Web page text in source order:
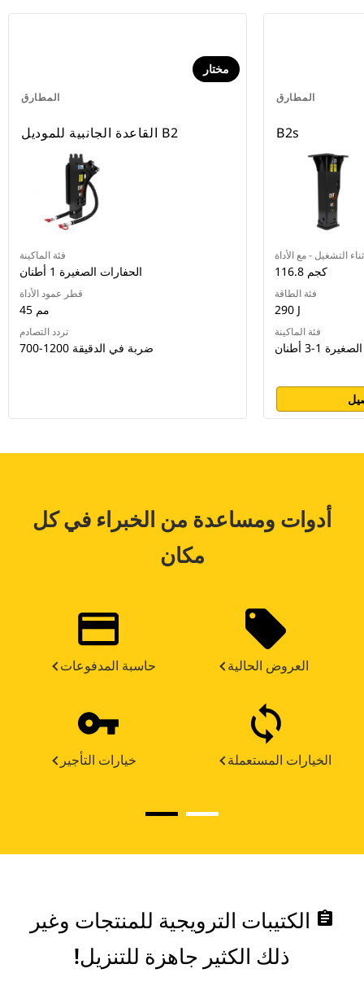
المطارق
مختار
القاعدة الجانبية للموديل B2
فئة الماكينة
الحفارات الصغيرة 1 أطنان
قطر عمود الأداة
45 مم
تردد التصادم
700-1200 ضربة في الدقيقة
المطارق
B2s
التشغيل - مع الأداة
116.8 كجم
فئة الطاقة
290 J
فئة الماكينة
1-3 أطنان
أدوات ومساعدة من الخبراء في كل
مكان
حاسبة المدفوعات العروض الحالية
خيارات التأجير الخيارات المستعملة
assignment الكتيبات الترويجية للمنتجات وغير
ذلك الكثير جاهزة للتنزيل!